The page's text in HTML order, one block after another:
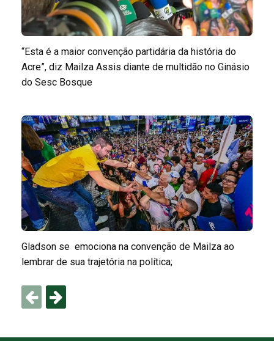
“Esta é a maior convenção partidária da história do
Acre”, diz Mailza Assis diante de multidão no Ginásio
do Sesc Bosque
Gladson se emociona na convenção de Mailza ao
lembrar de sua trajetória na política;